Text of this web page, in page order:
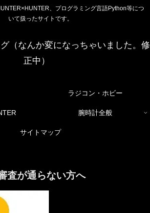
、プログラミング言語Python等につ
いて扱ったサイトです。
（なんか変になっちゃいました。修
正中）
ラジコン・ホビー
腕時計全般
サイトマップ
査が通らない方へ